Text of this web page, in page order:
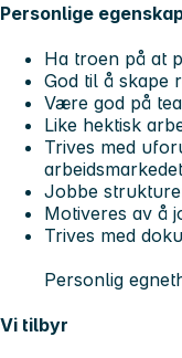
Personlige
Ha troen på at
God til å skape
Være god på
Like hektisk
Trives med
arbeidsmarkedet
Jobbe
Motiveres av å
Trives med
Personlig
Vi tilbyr